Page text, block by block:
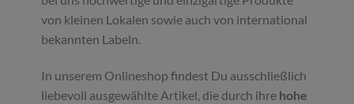
von kleinen Lokalen sowie auch von international
bekannten Labeln.
In unserem Onlineshop findest Du ausschließlich
liebevoll ausgewählte Artikel, die durch ihre hohe